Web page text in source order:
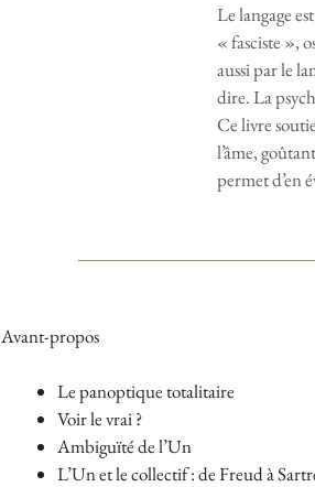
Le langage
« fasciste »,
aussi par le
dire. La
Ce livre
l’âme,
permet d’en
Avant-propos
Le panoptique totalitaire
Voir le vrai ?
Ambiguïté de l’Un
L’Un et le collectif : de Freud à